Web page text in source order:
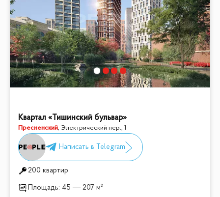
Квартал «Тишинский бульвар»
Пресненский, Электрический пер., 1
200 квартир
Площадь: 45 — 207 м²